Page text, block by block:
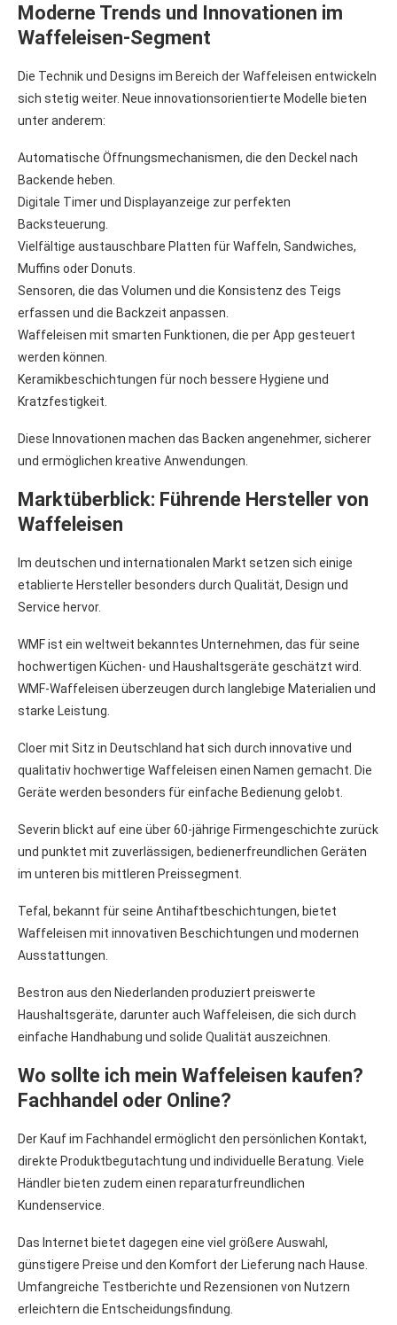
Moderne Trends und Innovationen im
Waffeleisen-Segment
Die Technik und Designs im Bereich der Waffeleisen entwickeln
sich stetig weiter. Neue innovationsorientierte Modelle bieten
unter anderem:
Automatische Öffnungsmechanismen, die den Deckel nach
Backende heben.
Digitale Timer und Displayanzeige zur perfekten
Backsteuerung.
Vielfältige austauschbare Platten für Waffeln, Sandwiches,
Muffins oder Donuts.
Sensoren, die das Volumen und die Konsistenz des Teigs
erfassen und die Backzeit anpassen.
Waffeleisen mit smarten Funktionen, die per App gesteuert
werden können.
Keramikbeschichtungen für noch bessere Hygiene und
Kratzfestigkeit.
Diese Innovationen machen das Backen angenehmer, sicherer
und ermöglichen kreative Anwendungen.
Marktüberblick: Führende Hersteller von
Waffeleisen
Im deutschen und internationalen Markt setzen sich einige
etablierte Hersteller besonders durch Qualität, Design und
Service hervor.
WMF ist ein weltweit bekanntes Unternehmen, das für seine
hochwertigen Küchen- und Haushaltsgeräte geschätzt wird.
WMF-Waffeleisen überzeugen durch langlebige Materialien und
starke Leistung.
Cloer mit Sitz in Deutschland hat sich durch innovative und
qualitativ hochwertige Waffeleisen einen Namen gemacht. Die
Geräte werden besonders für einfache Bedienung gelobt.
Severin blickt auf eine über 60-jährige Firmengeschichte zurück
und punktet mit zuverlässigen, bedienerfreundlichen Geräten
im unteren bis mittleren Preissegment.
Tefal, bekannt für seine Antihaftbeschichtungen, bietet
Waffeleisen mit innovativen Beschichtungen und modernen
Ausstattungen.
Bestron aus den Niederlanden produziert preiswerte
Haushaltsgeräte, darunter auch Waffeleisen, die sich durch
einfache Handhabung und solide Qualität auszeichnen.
Wo sollte ich mein Waffeleisen kaufen?
Fachhandel oder Online?
Der Kauf im Fachhandel ermöglicht den persönlichen Kontakt,
direkte Produktbegutachtung und individuelle Beratung. Viele
Händler bieten zudem einen reparaturfreundlichen
Kundenservice.
Das Internet bietet dagegen eine viel größere Auswahl,
günstigere Preise und den Komfort der Lieferung nach Hause.
Umfangreiche Testberichte und Rezensionen von Nutzern
erleichtern die Entscheidungsfindung.